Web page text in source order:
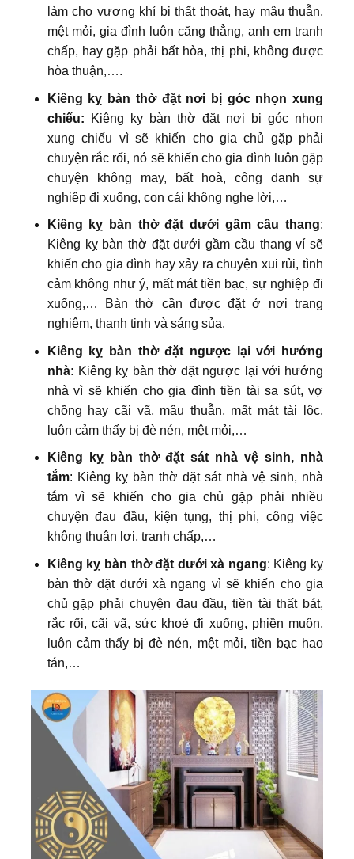
làm cho vượng khí bị thất thoát, hay mâu thuẫn,
mệt mỏi, gia đình luôn căng thẳng, anh em tranh
chấp, hay gặp phải bất hòa, thị phi, không được
hòa thuận,….
Kiêng kỵ bàn thờ đặt nơi bị góc nhọn xung
chiếu:
Kiêng kỵ bàn thờ đặt nơi bị góc nhọn
xung chiếu vì sẽ khiến cho gia chủ gặp phải
chuyện rắc rối, nó sẽ khiến cho gia đình luôn gặp
chuyện không may, bất hoà, công danh sự
nghiệp đi xuống, con cái không nghe lời,…
Kiêng kỵ bàn thờ đặt dưới gầm cầu thang:
Kiêng kỵ bàn thờ đặt dưới gầm cầu thang ví sẽ
khiến cho gia đình hay xảy ra chuyện xui rủi, tình
cảm không như ý, mất mát tiền bạc, sự nghiệp đi
xuống,… Bàn thờ cần được đặt ở nơi trang
nghiêm, thanh tịnh và sáng sủa.
Kiêng kỵ bàn thờ đặt ngược lại với hướng
nhà: Kiêng kỵ bàn thờ đặt ngược lại với hướng
nhà vì sẽ khiến cho gia đình tiền tài sa sút, vợ
chồng hay cãi vã, mâu thuẫn, mất mát tài lộc,
luôn cảm thấy bị đè nén, mệt mỏi,…
Kiêng kỵ bàn thờ đặt sát nhà vệ sinh, nhà
tắm: Kiêng kỵ bàn thờ đặt sát nhà vệ sinh, nhà
tắm vì sẽ khiến cho gia chủ gặp phải nhiều
chuyện đau đầu, kiện tụng, thị phi, công việc
không thuận lợi, tranh chấp,…
Kiêng kỵ bàn thờ đặt dưới xà ngang: Kiêng kỵ
bàn thờ đặt dưới xà ngang vì sẽ khiến cho gia
chủ gặp phải chuyện đau đầu, tiền tài thất bát,
rắc rối, cãi vã, sức khoẻ đi xuống, phiền muộn,
luôn cảm thấy bị đè nén, mệt mỏi, tiền bạc hao
tán,…